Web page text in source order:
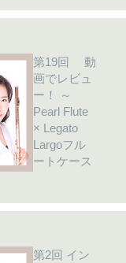
第19回 動
画でレビュ
ー！ ～
Pearl Flute
× Legato
Largoフル
ートケース
第2回 イン